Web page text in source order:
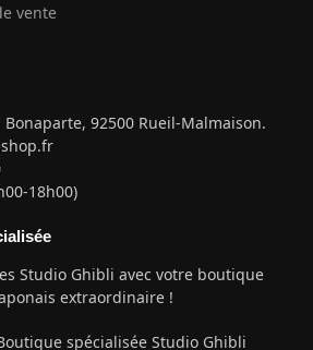
vente
92500 Rueil-Malmaison.
18h00)
Studio Ghibli avec votre boutique
extraordinaire !
spécialisée Studio Ghibli